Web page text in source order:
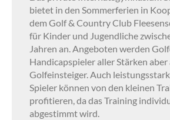
bietet in den Sommerferien in
dem Golf & Country Club
für Kinder und Jugendliche
Jahren an. Angeboten werden
Handicapspieler aller Stärken aber
Golfeinsteiger. Auch
Spieler können von den kleinen
profitieren, da das Training
abgestimmt wird.